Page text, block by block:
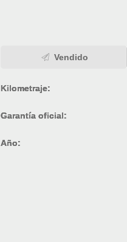
Vendido
Kilometraje:
Garantía oficial:
Año: